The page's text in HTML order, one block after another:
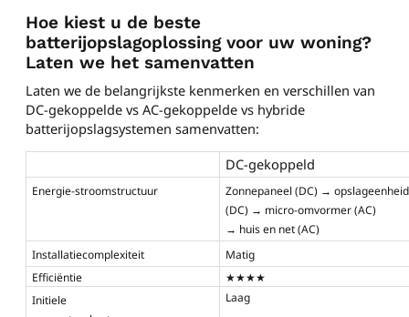
Hoe kiest u de beste
batterijopslagoplossing voor uw woning?
Laten we het samenvatten
Laten we de belangrijkste kenmerken en verschillen van
DC-gekoppelde vs AC-gekoppelde vs hybride
batterijopslagsystemen samenvatten:
DC-gekoppeld
Energie-stroomstructuur
Zonnepaneel (DC) → opslageenheid
(DC) → micro-omvormer (AC)
→ huis en net (AC)
Installatiecomplexiteit
Matig
Efficiëntie
★★★★
Initiele
Laag